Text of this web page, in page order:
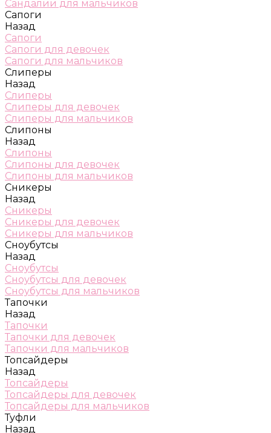
Сандалии для мальчиков
Сапоги
Назад
Сапоги
Сапоги для девочек
Сапоги для мальчиков
Слиперы
Назад
Слиперы
Слиперы для девочек
Слиперы для мальчиков
Слипоны
Назад
Слипоны
Слипоны для девочек
Слипоны для мальчиков
Сникеры
Назад
Сникеры
Сникеры для девочек
Сникеры для мальчиков
Сноубутсы
Назад
Сноубутсы
Сноубутсы для девочек
Сноубутсы для мальчиков
Тапочки
Назад
Тапочки
Тапочки для девочек
Тапочки для мальчиков
Топсайдеры
Назад
Топсайдеры
Топсайдеры для девочек
Топсайдеры для мальчиков
Туфли
Назад